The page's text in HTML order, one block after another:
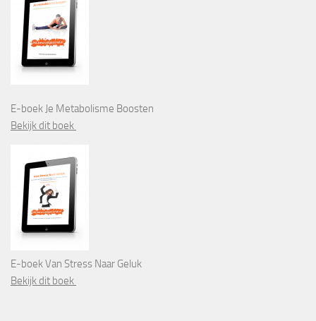
E-boek Je Metabolisme Boosten
Bekijk dit boek
E-boek Van Stress Naar Geluk
Bekijk dit boek